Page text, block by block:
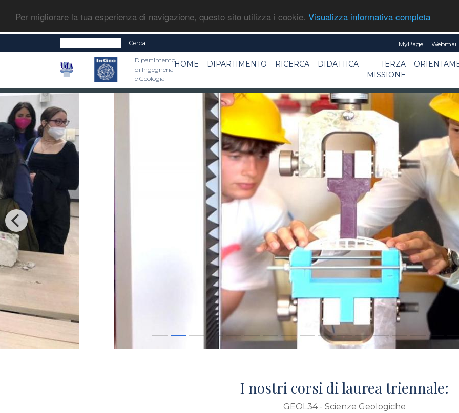
Per migliorare la tua esperienza di navigazione, questo sito utilizza i cookie. Visualizza informativa completa
Cerca MyPage Webmail
Dipartimento
di Ingegneria
e Geologia
HOME DIPARTIMENTO RICERCA DIDATTICA
TERZA
MISSIONE
I nostri corsi di laurea triennale:
GEOL34 - Scienze Geologiche